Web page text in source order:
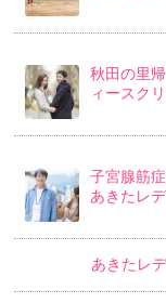
秋田の里
ィースク
子宮腺筋
あきたレ
あきたレ